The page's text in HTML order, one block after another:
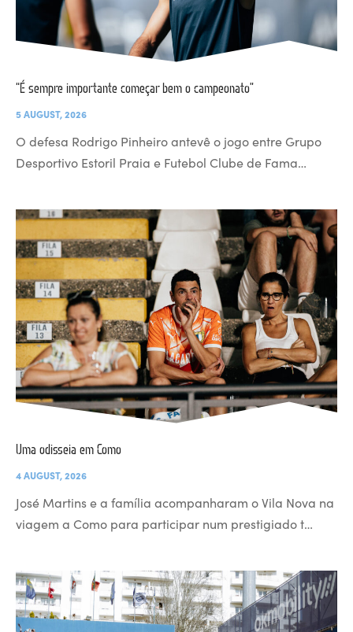
“É sempre importante começar bem o campeonato”
5 AUGUST, 2026
O defesa Rodrigo Pinheiro antevê o jogo entre Grupo
Desportivo Estoril Praia e Futebol Clube de Fama…
Uma odisseia em Como
4 AUGUST, 2026
José Martins e a família acompanharam o Vila Nova na
viagem a Como para participar num prestigiado t…